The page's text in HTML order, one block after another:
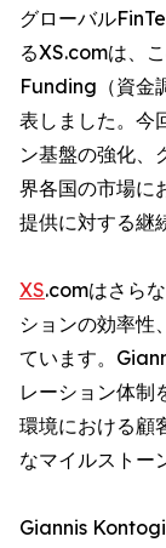
グローバル
るXS.comは、
Funding（資金
表しました。今
ン基盤の強化、
界各国の市場に
提供に対する継
XS.comはさら
ションの効率性
ています。
レーション体制
環境における顧
なマイルストー
Giannis